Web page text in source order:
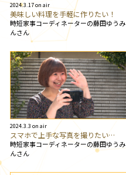
2024.3.17 on air
美味しい料理を手軽に作りたい！
時短家事コーディネーターの藤田ゆうみ
んさん
2024.3.3 on air
スマホで上手な写真を撮りたい…
時短家事コーディネーターの藤田ゆうみ
んさん